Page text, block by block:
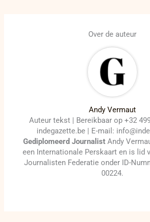
Over de auteur
Andy Vermaut
Auteur tekst | Bereikbaar op +32
indegazette.be | E-mail:
Gediplomeerd Journalist Andy
een Internationale Perskaart en is lid
Journalisten Federatie onder ID-
00224.